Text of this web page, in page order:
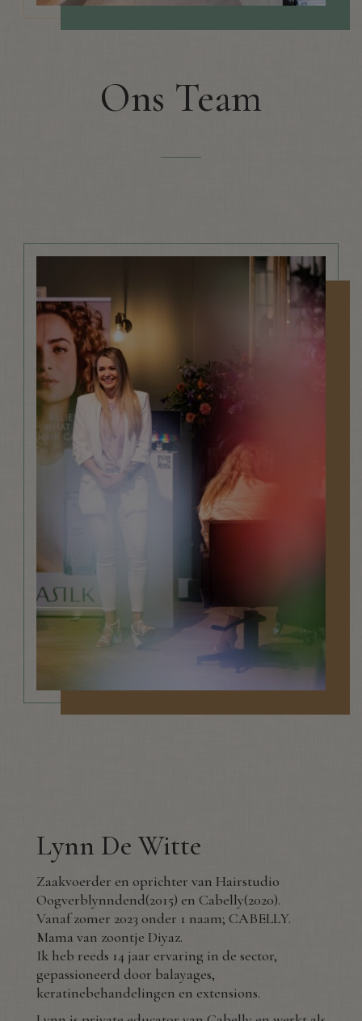
Ons Team
Lynn De Witte
Zaakvoerder en oprichter van Hairstudio
Oogverblynndend(2015) en Cabelly(2020).
Vanaf zomer 2023 onder 1 naam; CABELLY.
Mama van zoontje Diyaz.
Ik heb reeds 14 jaar ervaring in de sector,
gepassioneerd door balayages,
keratinebehandelingen en extensions.